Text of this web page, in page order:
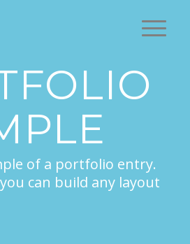
of a portfolio entry.
can build any layout